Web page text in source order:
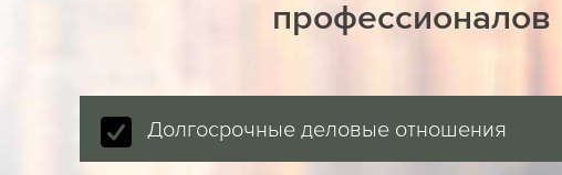
профессионалов
Долгосрочные деловые отношения